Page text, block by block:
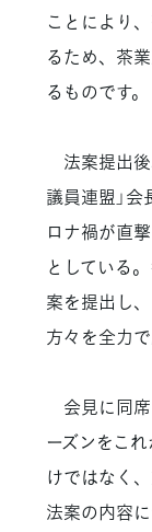
ことにより
るため、茶
るものです。
法案提出後
議員連盟」
ロナ禍が直
としている
案を提出し
方々を全力
会見に同席
ーズンをこ
けではなく
法案の内容